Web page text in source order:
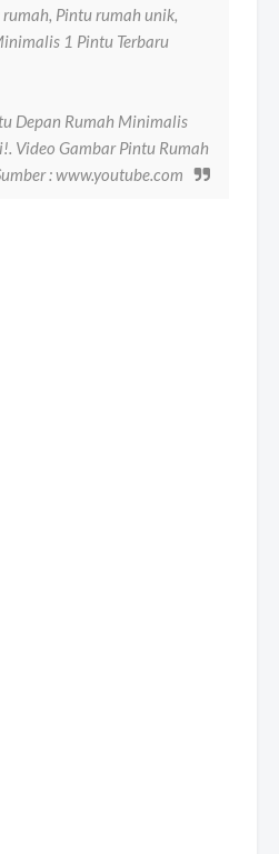
Pintu rumah unik,
1 Pintu Terbaru
Depan Rumah Minimalis
Video Gambar Pintu Rumah
: www.youtube.com